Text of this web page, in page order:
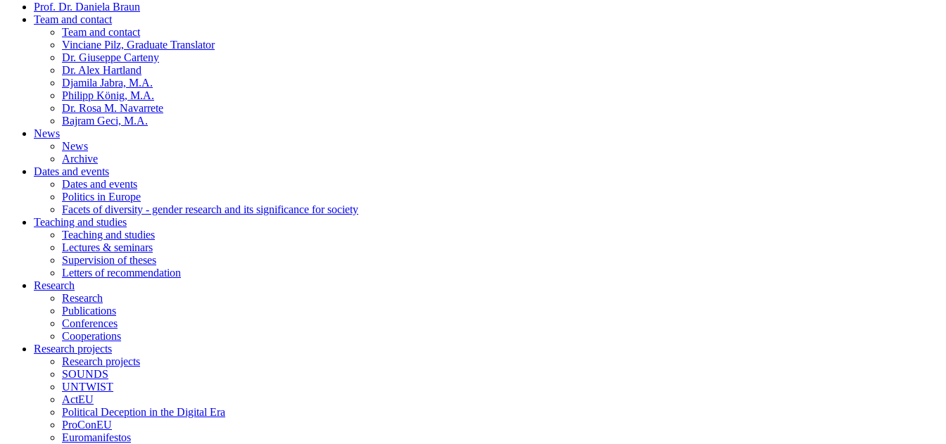
Prof. Dr. Daniela Braun
Team and contact
Team and contact
Vinciane Pilz, Graduate Translator
Dr. Giuseppe Carteny
Dr. Alex Hartland
Djamila Jabra, M.A.
Philipp König, M.A.
Dr. Rosa M. Navarrete
Bajram Geci, M.A.
News
News
Archive
Dates and events
Dates and events
Politics in Europe
Facets of diversity - gender research and its significance for society
Teaching and studies
Teaching and studies
Lectures & seminars
Supervision of theses
Letters of recommendation
Research
Research
Publications
Conferences
Cooperations
Research projects
Research projects
SOUNDS
UNTWIST
ActEU
Political Deception in the Digital Era
ProConEU
Euromanifestos